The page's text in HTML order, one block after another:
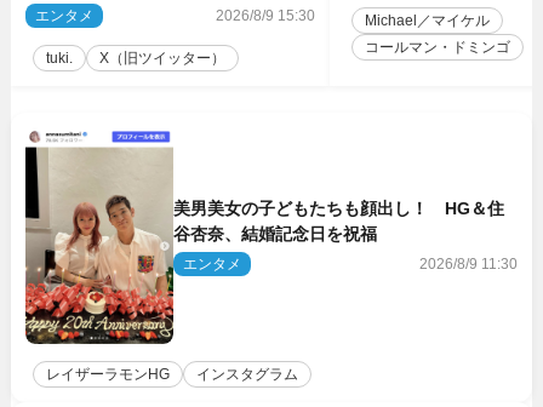
ョット公開
エンタメ 2026/8/9 15:30
tuki. X（旧ツイッター）
Michael／マイケル
コールマン・ドミンゴ
美男美女の子どもたちも顔出し！ HG＆住
谷杏奈、結婚記念日を祝福
エンタメ 2026/8/9 11:30
レイザーラモンHG インスタグラム